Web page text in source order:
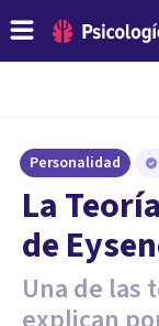
Personalidad
La
de
Una de las